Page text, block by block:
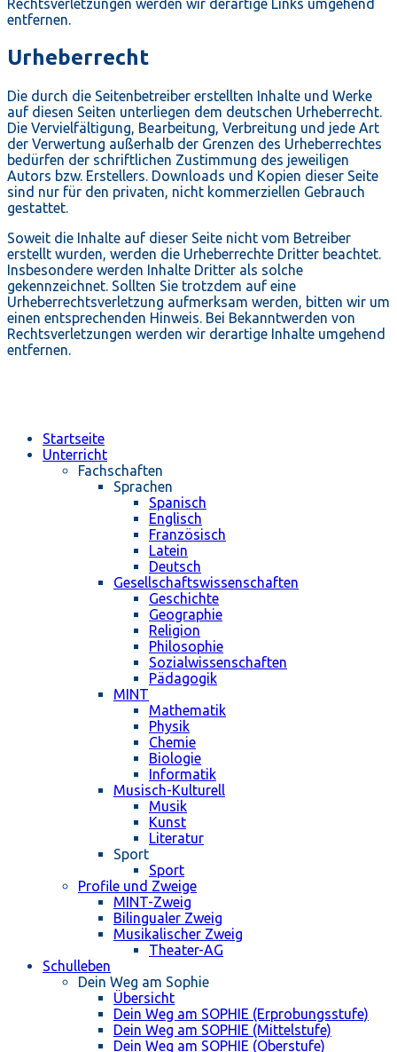
Rechtsverletzungen werden wir derartige Links umgehend
entfernen.
Urheberrecht
Die durch die Seitenbetreiber erstellten Inhalte und Werke
auf diesen Seiten unterliegen dem deutschen Urheberrecht.
Die Vervielfältigung, Bearbeitung, Verbreitung und jede Art
der Verwertung außerhalb der Grenzen des Urheberrechtes
bedürfen der schriftlichen Zustimmung des jeweiligen
Autors bzw. Erstellers. Downloads und Kopien dieser Seite
sind nur für den privaten, nicht kommerziellen Gebrauch
gestattet.
Soweit die Inhalte auf dieser Seite nicht vom Betreiber
erstellt wurden, werden die Urheberrechte Dritter beachtet.
Insbesondere werden Inhalte Dritter als solche
gekennzeichnet. Sollten Sie trotzdem auf eine
Urheberrechtsverletzung aufmerksam werden, bitten wir um
einen entsprechenden Hinweis. Bei Bekanntwerden von
Rechtsverletzungen werden wir derartige Inhalte umgehend
entfernen.
Startseite
Unterricht
Fachschaften
Sprachen
Spanisch
Englisch
Französisch
Latein
Deutsch
Gesellschaftswissenschaften
Geschichte
Geographie
Religion
Philosophie
Sozialwissenschaften
Pädagogik
MINT
Mathematik
Physik
Chemie
Biologie
Informatik
Musisch-Kulturell
Musik
Kunst
Literatur
Sport
Sport
Profile und Zweige
MINT-Zweig
Bilingualer Zweig
Musikalischer Zweig
Theater-AG
Schulleben
Dein Weg am Sophie
Übersicht
Dein Weg am SOPHIE (Erprobungsstufe)
Dein Weg am SOPHIE (Mittelstufe)
Dein Weg am SOPHIE (Oberstufe)